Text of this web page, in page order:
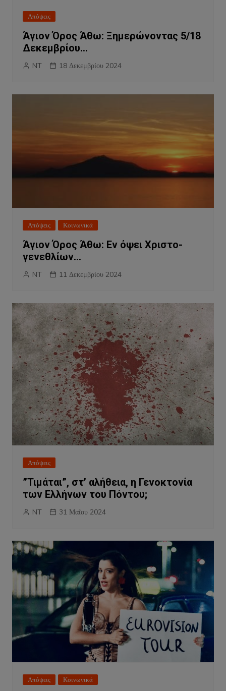
Απόψεις
Άγιον Όρος Άθω: Ξημερώνοντας 5/18
Δεκεμβρίου…
NT 18 Δεκεμβρίου 2024
Απόψεις Κοινωνικά
Άγιον Όρος Άθω: Εν όψει Χριστο-
γενεθλίων…
NT 11 Δεκεμβρίου 2024
Απόψεις
”Τιμάται”, στ’ αλήθεια, η Γενοκτονία
των Ελλήνων του Πόντου;
NT 31 Μαΐου 2024
Απόψεις Κοινωνικά